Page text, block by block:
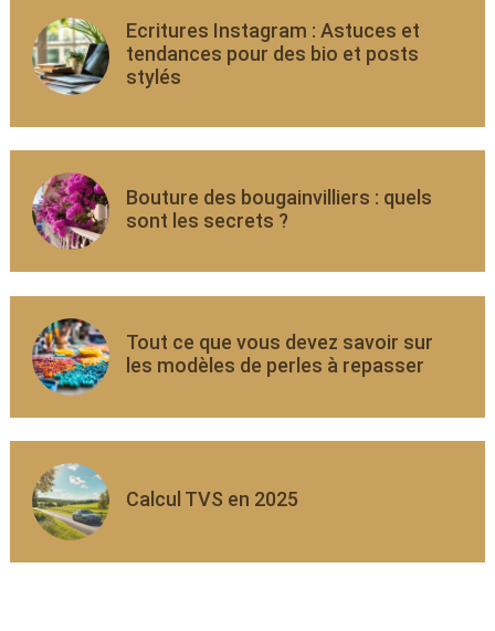
Ecritures Instagram : Astuces et
tendances pour des bio et posts
stylés
Bouture des bougainvilliers : quels
sont les secrets ?
Tout ce que vous devez savoir sur
les modèles de perles à repasser
Calcul TVS en 2025